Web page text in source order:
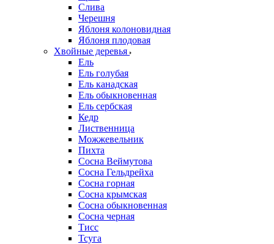
Слива
Черешня
Яблоня колоновидная
Яблоня плодовая
Хвойные деревья
Ель
Ель голубая
Ель канадская
Ель обыкновенная
Ель сербская
Кедр
Лиственница
Можжевельник
Пихта
Сосна Веймутова
Сосна Гельдрейха
Сосна горная
Сосна крымская
Сосна обыкновенная
Сосна черная
Тисс
Тсуга